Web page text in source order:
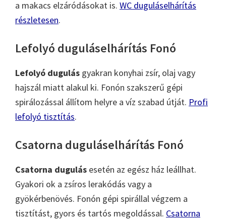
a makacs elzáródásokat is. WC duguláselhárítás
részletesen.
Lefolyó duguláselhárítás Fonó
Lefolyó dugulás gyakran konyhai zsír, olaj vagy
hajszál miatt alakul ki. Fonón szakszerű gépi
spirálozással állítom helyre a víz szabad útját. Profi
lefolyó tisztítás.
Csatorna duguláselhárítás Fonó
Csatorna dugulás esetén az egész ház leállhat.
Gyakori ok a zsíros lerakódás vagy a
gyökérbenövés. Fonón gépi spirállal végzem a
tisztítást, gyors és tartós megoldással. Csatorna